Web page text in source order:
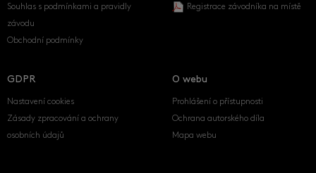
Souhlas s podmínkami a pravidly
závodu
Obchodní podmínky
Registrace závodníka na místě
GDPR
Nastavení cookies
Zásady zpracování a ochrany
osobních údajů
O webu
Prohlášení o přístupnosti
Ochrana autorského díla
Mapa webu